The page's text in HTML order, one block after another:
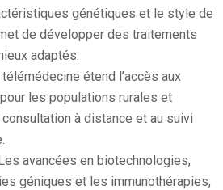
génétiques et le style de
de développer des traitements
adaptés.
télémédecine étend l’accès aux
les populations rurales et
à distance et au suivi
avancées en biotechnologies,
géniques et les immunothérapies,